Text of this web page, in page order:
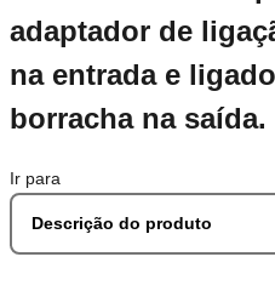
adaptador de
na entrada e
borracha na saída.
Ir para
Descrição do produto